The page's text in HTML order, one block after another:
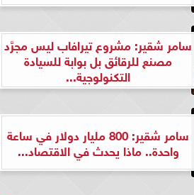
سامر شقير: مشروع تيرافاب ليس مجرَّد
مصنع للرقائق بل بوابة للسيادة
التكنولوجية...
سامر شقير: 800 مليار دولار في ساعة
واحدة.. ماذا يحدث في الاقتصاد...